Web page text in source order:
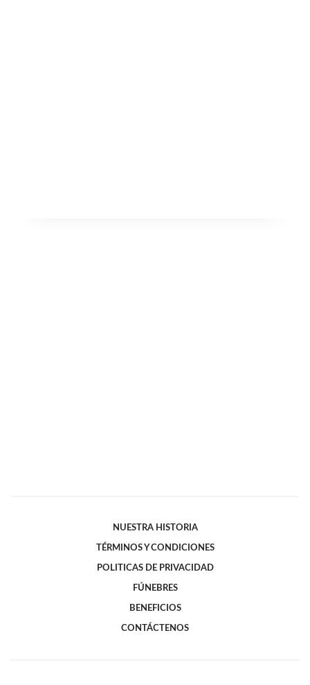
NUESTRA HISTORIA
TÉRMINOS Y CONDICIONES
POLITICAS DE PRIVACIDAD
FÚNEBRES
BENEFICIOS
CONTÁCTENOS